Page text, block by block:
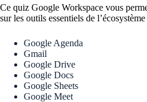
Ce quiz Google Workspace vous
sur les outils essentiels de
Google Agenda
Gmail
Google Drive
Google Docs
Google Sheets
Google Meet